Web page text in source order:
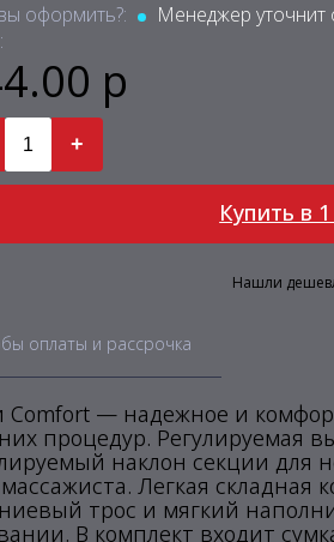
оформить?:
Менеджер уточнит
р
+
Купить в
Нашли
оплаты и рассрочка
Comfort — надежное и
процедур. Регулируемая
наклон секции для
Легкая складная
трос и мягкий
В комплект входит